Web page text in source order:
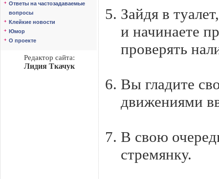
Ответы на частозадаваемые
вопросы
Клейкие новости
Юмор
О проекте
Редактор сайта:
Лидия Ткачук
Зайдя в
и начинаете
проверять
Вы гладите
движениями
В свою
стремянку.